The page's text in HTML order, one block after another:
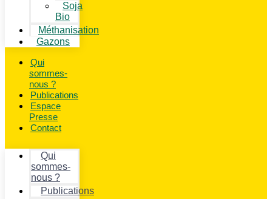
Soja
Bio
Méthanisation
Gazons
Qui
sommes-
nous ?
Publications
Espace
Presse
Contact
Qui
sommes-
nous ?
Publications